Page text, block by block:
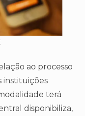
ao processo
instituições
terá
disponibiliza,